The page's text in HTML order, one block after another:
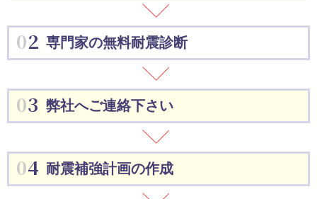
02 専門家の無料耐震診断
03 弊社へご連絡下さい
04 耐震補強計画の作成